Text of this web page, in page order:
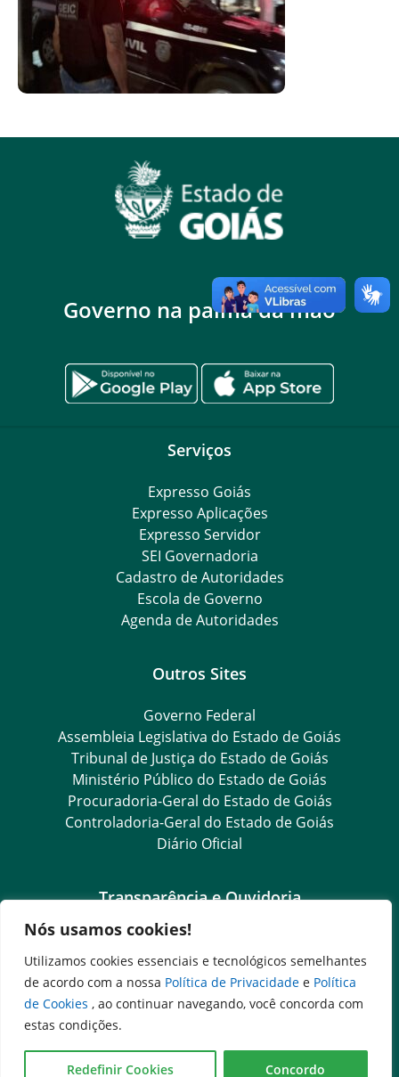
Nós usamos cookies!
Utilizamos cookies essenciais e tecnológicos semelhantes
de acordo com a nossa Política de Privacidade e Política
de Cookies , ao continuar navegando, você concorda com
estas condições.
Redefinir Cookies Concordo
Governo na palma da mão
Serviços
Expresso Goiás
Expresso Aplicações
Expresso Servidor
SEI Governadoria
Cadastro de Autoridades
Escola de Governo
Agenda de Autoridades
Outros Sites
Governo Federal
Assembleia Legislativa do Estado de Goiás
Tribunal de Justiça do Estado de Goiás
Ministério Público do Estado de Goiás
Procuradoria-Geral do Estado de Goiás
Controladoria-Geral do Estado de Goiás
Diário Oficial
Transparência e Ouvidoria
LGPD
Goiás Transparência
Dados Abertos Goiás
e-SIC
SIC – Serviço de Informação ao Cidadão
Ouvidoria Setorial (Expresso)
Ouvidoria Setorial (Presencial)